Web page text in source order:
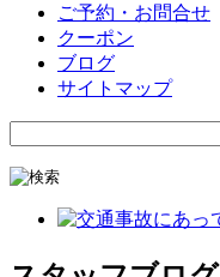
ご予約・お問合せ
クーポン
ブログ
サイトマップ